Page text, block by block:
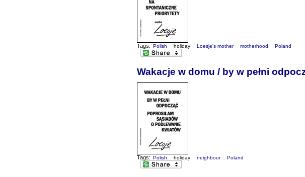
Tags: Polish holiday Loesje's mother motherhood Poland
Wakacje w domu / by w pełni
Tags: Polish holiday neighbour Poland